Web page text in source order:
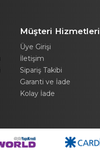
Müşteri Hizmetleri
Üye Girişi
İletişim
Sipariş Takibi
Garanti ve İade
Kolay İade